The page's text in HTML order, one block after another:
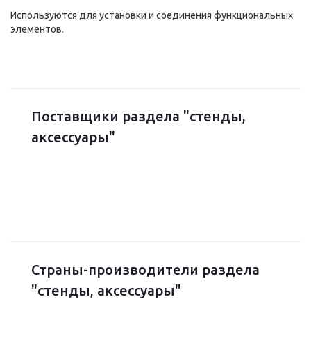
Используются для установки и соединения функциональных
элементов.
Поставщики раздела "стенды,
аксессуары"
Страны-производители раздела
"стенды, аксессуары"